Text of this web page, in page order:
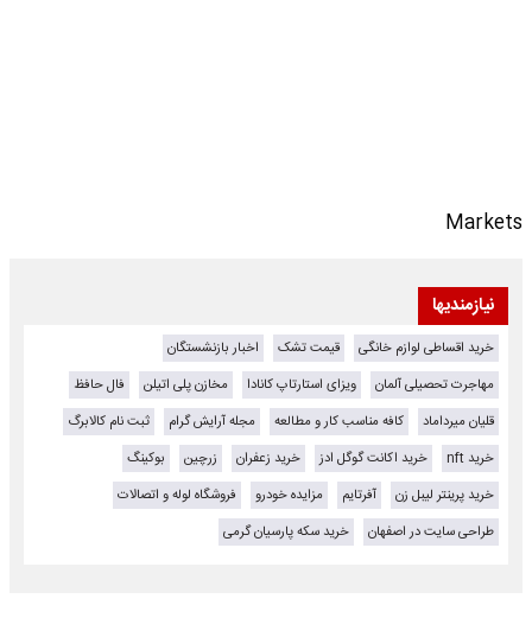
Markets
نیازمندیها
خرید اقساطی لوازم خانگی قیمت تشک
اخبار بازنشستگان
مهاجرت تحصیلی آلمان
ویزای استارتاپ کانادا مخازن پلی اتیلن
فال حافظ
قلیان میرداماد
کافه مناسب کار و مطالعه مجله آرایش گرام
ثبت نام کالابرگ
خرید nft
خرید اکانت گوگل ادز خرید زعفران زرچین
بوکینگ
خرید پرینتر لیبل زن
آفرتایم مزایده خودرو
فروشگاه لوله و اتصالات
طراحی سایت در اصفهان
خرید سکه پارسیان گرمی